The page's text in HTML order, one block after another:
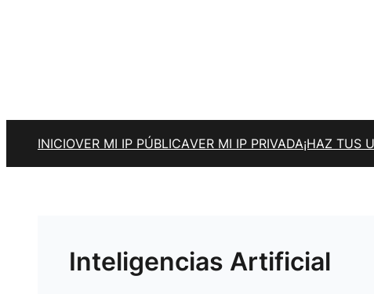
INICIOVER MI IP PÚBLICAVER MI IP PRIVADA¡HAZ TUS
Inteligencias Artificial